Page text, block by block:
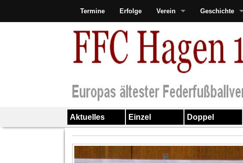
Termine Erfolge Verein Geschichte
Aktuelles Einzel Doppel